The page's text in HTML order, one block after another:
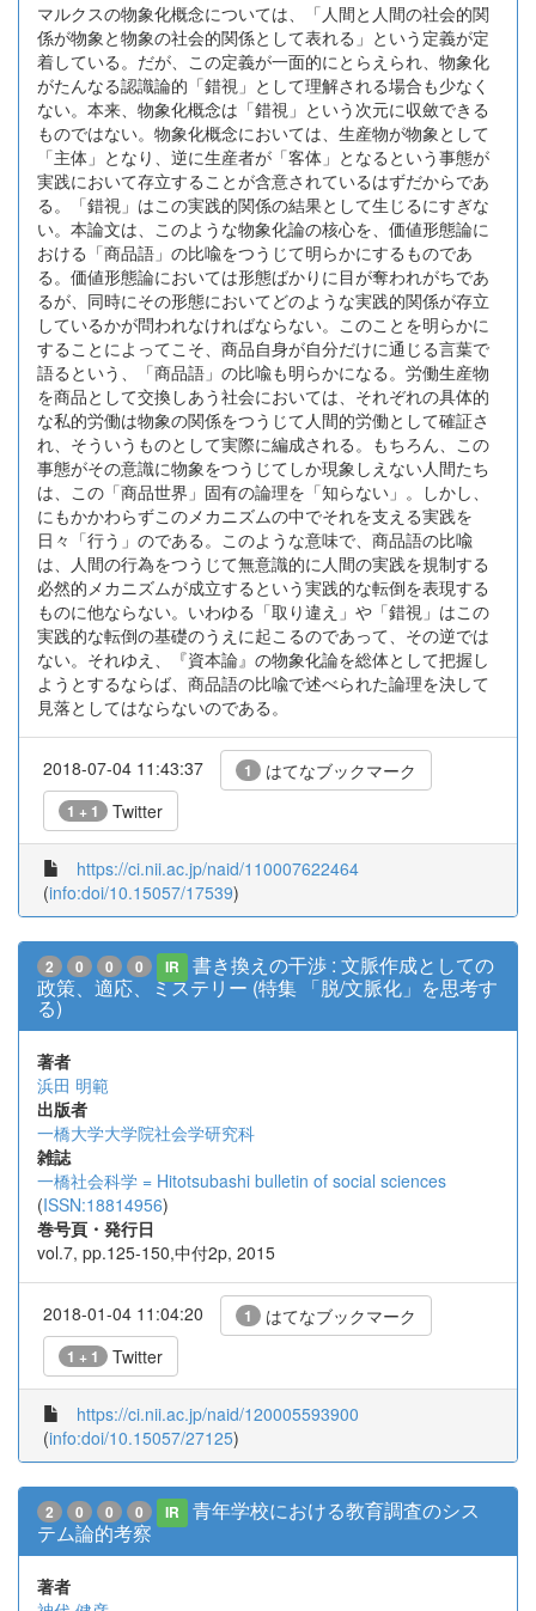
マルクスの物象化概念については、「人間と人間の社会的関
係が物象と物象の社会的関係として表れる」という定義が定
着している。だが、この定義が一面的にとらえられ、物象化
がたんなる認識論的「錯視」として理解される場合も少なく
ない。本来、物象化概念は「錯視」という次元に収斂できる
ものではない。物象化概念においては、生産物が物象として
「主体」となり、逆に生産者が「客体」となるという事態が
実践において存立することが含意されているはずだからであ
る。「錯視」はこの実践的関係の結果として生じるにすぎな
い。本論文は、このような物象化論の核心を、価値形態論に
おける「商品語」の比喩をつうじて明らかにするものであ
る。価値形態論においては形態ばかりに目が奪われがちであ
るが、同時にその形態においてどのような実践的関係が存立
しているかが問われなければならない。このことを明らかに
することによってこそ、商品自身が自分だけに通じる言葉で
語るという、「商品語」の比喩も明らかになる。労働生産物
を商品として交換しあう社会においては、それぞれの具体的
な私的労働は物象の関係をつうじて人間的労働として確証さ
れ、そういうものとして実際に編成される。もちろん、この
事態がその意識に物象をつうじてしか現象しえない人間たち
は、この「商品世界」固有の論理を「知らない」。しかし、
にもかかわらずこのメカニズムの中でそれを支える実践を
日々「行う」のである。このような意味で、商品語の比喩
は、人間の行為をつうじて無意識的に人間の実践を規制する
必然的メカニズムが成立するという実践的な転倒を表現する
ものに他ならない。いわゆる「取り違え」や「錯視」はこの
実践的な転倒の基礎のうえに起こるのであって、その逆では
ない。それゆえ、『資本論』の物象化論を総体として把握し
ようとするならば、商品語の比喩で述べられた論理を決して
見落としてはならないのである。
2018-07-04 11:43:37 1 はてなブックマーク
1 + 1 Twitter
https://ci.nii.ac.jp/naid/110007622464
(info:doi/10.15057/17539)
2 0 0 0 IR
書き換えの干渉 : 文脈作成としての
政策、適応、ミステリー (特集 「脱/文脈化」を思考す
る)
著者
浜田 明範
出版者
一橋大学大学院社会学研究科
雑誌
一橋社会科学 = Hitotsubashi bulletin of social sciences
(ISSN:18814956)
巻号頁・発行日
vol.7, pp.125-150,中付2p, 2015
2018-01-04 11:04:20 1 はてなブックマーク
1 + 1 Twitter
https://ci.nii.ac.jp/naid/120005593900
(info:doi/10.15057/27125)
2 0 0 0 IR
青年学校における教育調査のシス
テム論的考察
著者